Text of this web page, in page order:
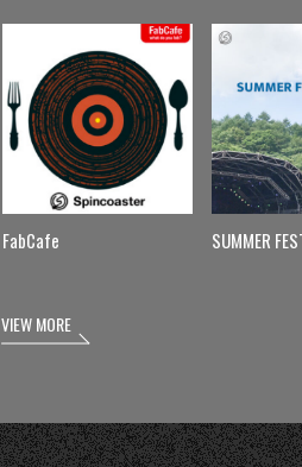
FabCafe SUMMER
VIEW MORE